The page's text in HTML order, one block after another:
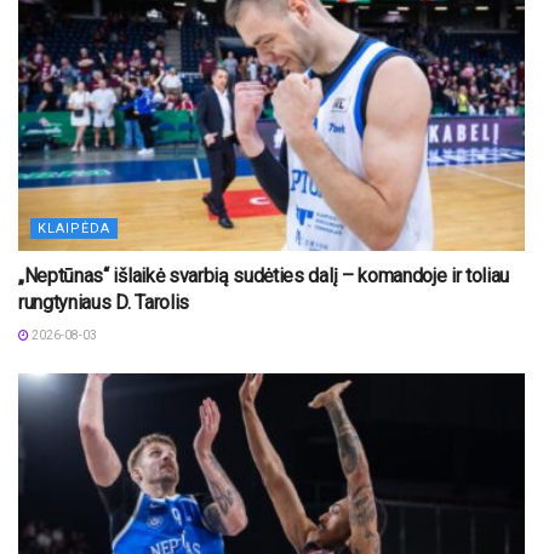
KLAIPĖDA
„Neptūnas“ išlaikė svarbią sudėties dalį – komandoje ir toliau
rungtyniaus D. Tarolis
2026-08-03